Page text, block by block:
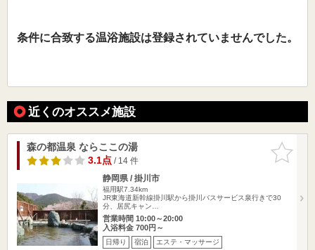
条件に合致する温浴施設は登録されていませんでした。
近くのオススメ施設
お気に入
りに追加
森の都温泉 ならここの湯
3.1点/ 14 件
静岡県 / 掛川市
福用駅7.34km
JR東海道新幹線掛川駅から掛川バスサービス泉行きで30
分、居尻キャン…
営業時間 10:00～20:00
入浴料金 700円～
日帰り 宿泊 エステ・マッサージ